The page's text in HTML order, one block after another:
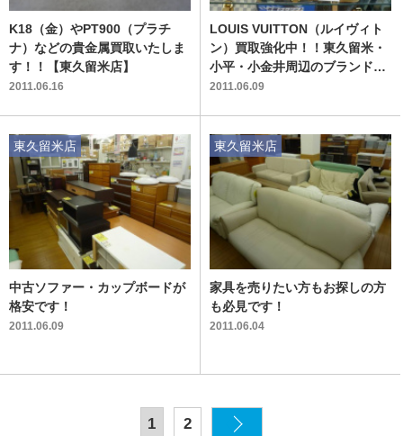
K18（金）やPT900（プラチ
ナ）などの貴金属買取いたしま
す！！【東久留米店】
2011.06.16
LOUIS VUITTON（ルイヴィト
ン）買取強化中！！東久留米・
小平・小金井周辺のブランド品
買取
2011.06.09
中古ソファー・カップボードが
格安です！
2011.06.09
東久留米店
家具を売りたい方もお探しの方
も必見です！
2011.06.04
東久留米店
1 2